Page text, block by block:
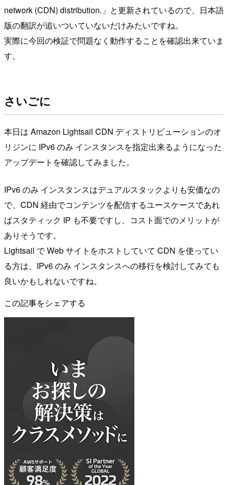
network (CDN) distribution.」と更新されているので、日本語
版の翻訳が追いついていないだけみたいですね。
実際に今回の検証で問題なく動作することを確認出来ていま
す。
さいごに
本日は Amazon Lightsail CDN ディストリビューションのオ
リジンに IPv6 のみ インスタンスを指定出来るようになった
アップデートを確認してみました。
IPv6 のみ インスタンスはデュアルスタックよりも安価なの
で、CDN 経由でコンテンツを配信するユースケースであれ
ばスタティック IP も不要ですし、コスト面でのメリットが
ありそうです。
Lightsail で Web サイトをホストしていて CDN を使ってい
る方は、IPv6 のみ インスタンスへの移行を検討してみても
良いかもしれないですね。
この記事をシェアする